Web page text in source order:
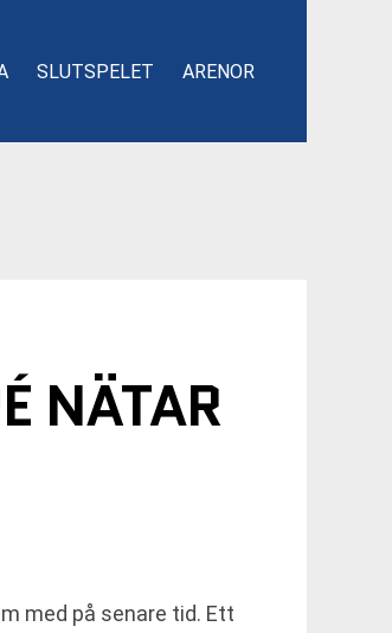
SLUTSPELET ARENOR
NÄTAR
med på senare tid. Ett